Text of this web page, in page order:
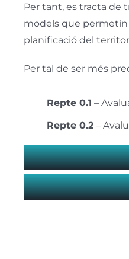
Per tant, es tracta de
models que permetin
planificació del
Per tal de ser més
Repte 0.1 –
Repte 0.2–